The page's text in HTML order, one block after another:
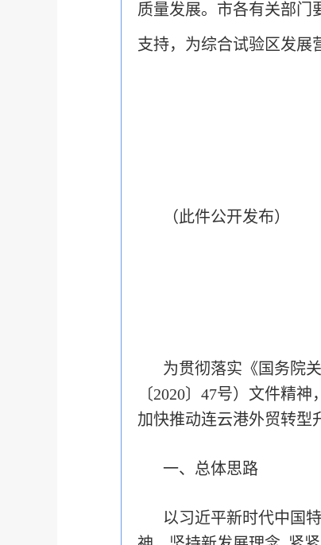
质量发展。市各有关部门
支持，为综合试验区发展
（此件公开发布）
为贯彻落实《国务院
〔2020〕47号）文件精
加快推动连云港外贸转型
一、总体思路
以习近平新时代中国